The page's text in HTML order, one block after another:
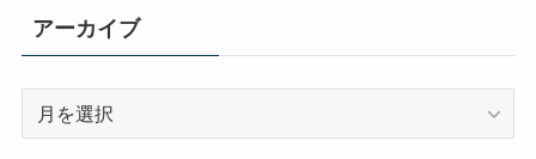
アーカイブ